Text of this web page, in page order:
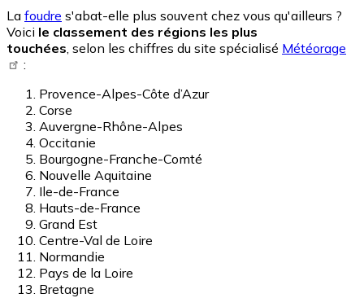
La foudre s'abat-elle plus souvent chez vous qu'ailleurs ?
Voici le classement des régions les plus
touchées , selon les chiffres du site spécialisé Météorage
:
Provence-Alpes-Côte d’Azur
Corse
Auvergne-Rhône-Alpes
Occitanie
Bourgogne-Franche-Comté
Nouvelle Aquitaine
Ile-de-France
Hauts-de-France
Grand Est
Centre-Val de Loire
Normandie
Pays de la Loire
Bretagne